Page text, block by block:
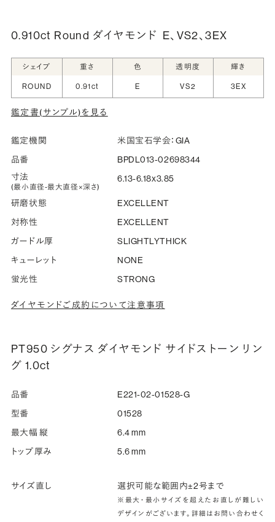
シークレットストーン：指輪の内側に留める宝石のこ
と
指輪の内側に、誕生石やピンクダイヤモンドなど、お好みの
宝石を選んでセッティングすることができます。ショッピング
詳しく見る
0.910ct Round ダイヤモンド E、VS2、3EX
シェイプ 重さ 色 透明度 輝き
ROUND 0.91ct E VS2 3EX
鑑定書(サンプル)を見る
鑑定機関
米国宝石学会：GIA
品番
BPDL013-02698344
寸法
(最小直径-最大直径×深さ)
6.13-6.18x3.85
研磨状態
EXCELLENT
対称性
EXCELLENT
ガードル厚
SLIGHTLYTHICK
キューレット
NONE
蛍光性
STRONG
ダイヤモンドご成約について注意事項
PT950 シグナス ダイヤモンド サイドストーン リン
グ 1.0ct
品番
E221-02-01528-G
型番
01528
最大幅 縦
6.4 mm
トップ厚み
5.6 mm
サイズ直し 選択可能な範囲内±2号まで
※最大・最小サイズを超えたお直しが難しい
デザインがございます。詳細はお問い合わせく